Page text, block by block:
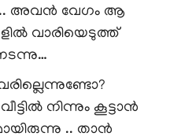
അവൻ വേഗം ആ
വാരിയെടുത്ത്
നിന്നും കൂട്ടാൻ
.. താൻ